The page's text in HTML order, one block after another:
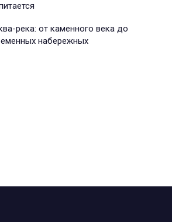
река: от каменного века до
набережных